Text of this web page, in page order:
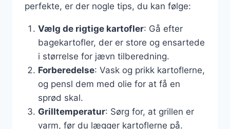
perfekte, er der nogle tips, du kan følge:
Vælg de rigtige kartofler: Gå efter
bagekartofler, der er store og ensartede
i størrelse for jævn tilberedning.
Forberedelse: Vask og prikk kartoflerne,
og pensl dem med olie for at få en
sprød skal.
Grilltemperatur: Sørg for, at grillen er
varm, før du lægger kartoflerne på.